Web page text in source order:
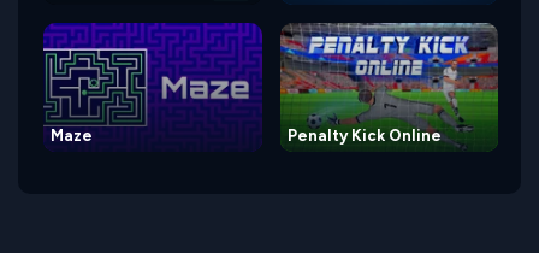
Maze Penalty Kick Online